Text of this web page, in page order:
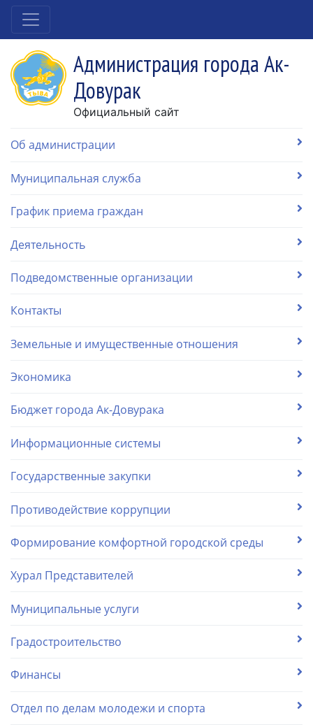
Администрация города Ак-
Довурак
Официальный сайт
Об администрации
Муниципальная служба
График приема граждан
Деятельность
Подведомственные организации
Контакты
Земельные и имущественные отношения
Экономика
Бюджет города Ак-Довурака
Информационные системы
Государственные закупки
Противодействие коррупции
Формирование комфортной городской среды
Хурал Представителей
Муниципальные услуги
Градостроительство
Финансы
Отдел по делам молодежи и спорта